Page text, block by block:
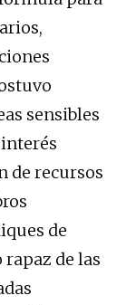
sensibles
de recursos
de
de las